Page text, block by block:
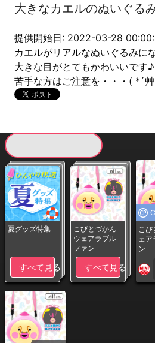
大きなカエルのぬいぐる
提供開始日: 2022-03-28
カエルがリアルなぬいぐるみに
大きな目がとてもかわいいです♪
苦手な方はご注意を・・・( *´
夏グッズ特集
すべて見る
こびとづかん
ウェアラブル
ファン
すべて見る
こび
ェア
ン